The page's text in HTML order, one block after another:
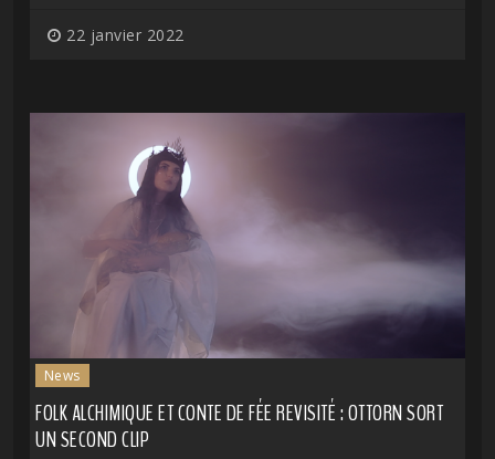
22 janvier 2022
News
FOLK ALCHIMIQUE ET CONTE DE FÉE REVISITÉ : OTTORN SORT
UN SECOND CLIP